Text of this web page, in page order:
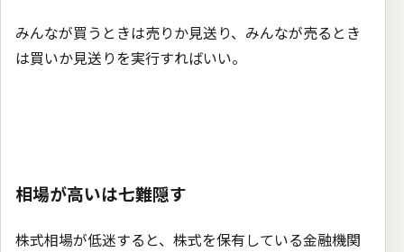
みんなが買うときは売りか見送り、みんなが売るとき
は買いか見送りを実行すればいい。
相場が高いは七難隠す
株式相場が低迷すると、株式を保有している金融機関